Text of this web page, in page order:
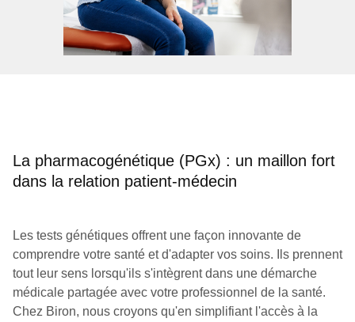
La pharmacogénétique (PGx) : un maillon fort
dans la relation patient-médecin
Les tests génétiques offrent une façon innovante de
comprendre votre santé et d'adapter vos soins. Ils prennent
tout leur sens lorsqu'ils s'intègrent dans une démarche
médicale partagée avec votre professionnel de la santé.
Chez Biron, nous croyons qu'en simplifiant l'accès à la